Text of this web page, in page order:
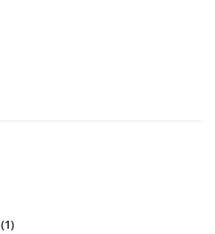
(1)